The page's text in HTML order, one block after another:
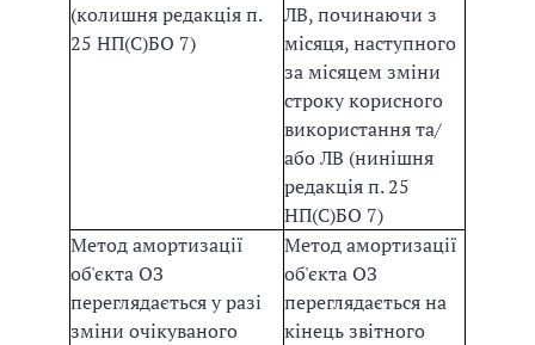
(колишня редакція п.
25 НП(С)БО 7)
ЛВ, починаючи з
місяця, наступного
за місяцем зміни
строку корисного
використання та/
або ЛВ (нинішня
редакція п. 25
НП(С)БО 7)
Метод амортизації
об'єкта ОЗ
переглядається у разі
зміни очікуваного
Метод амортизації
об'єкта ОЗ
переглядається на
кінець звітного